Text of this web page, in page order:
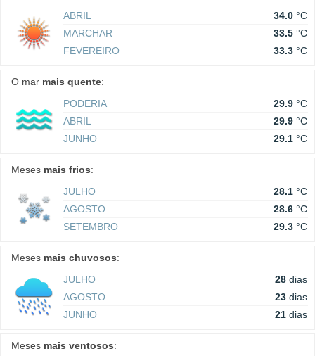
ABRIL
34.0 °C
MARCHAR
33.5 °C
FEVEREIRO
33.3 °C
O mar mais quente:
PODERIA
29.9 °C
ABRIL
29.9 °C
JUNHO
29.1 °C
Meses mais frios:
JULHO
28.1 °C
AGOSTO
28.6 °C
SETEMBRO
29.3 °C
Meses mais chuvosos:
JULHO
28 dias
AGOSTO
23 dias
JUNHO
21 dias
Meses mais ventosos: